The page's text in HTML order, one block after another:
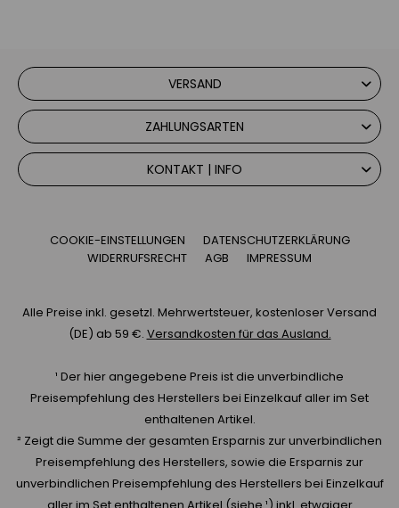
VERSAND
ZAHLUNGSARTEN
KONTAKT | INFO
COOKIE-EINSTELLUNGEN
DATENSCHUTZERKLÄRUNG
WIDERRUFSRECHT
AGB IMPRESSUM
Alle Preise inkl. gesetzl. Mehrwertsteuer, kostenloser Versand
(DE) ab 59 €. Versandkosten für das Ausland.
¹ Der hier angegebene Preis ist die unverbindliche
Preisempfehlung des Herstellers bei Einzelkauf aller im Set
enthaltenen Artikel.
² Zeigt die Summe der gesamten Ersparnis zur unverbindlichen
Preisempfehlung des Herstellers, sowie die Ersparnis zur
unverbindlichen Preisempfehlung des Herstellers bei Einzelkauf